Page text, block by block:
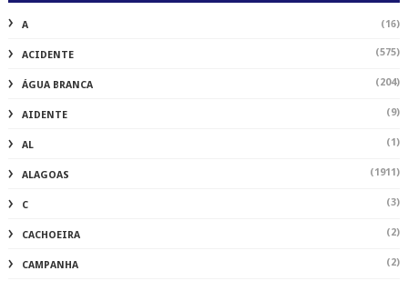
A (16)
ACIDENTE (575)
ÁGUA BRANCA (204)
AIDENTE (9)
AL (1)
ALAGOAS (1911)
C (3)
CACHOEIRA (2)
CAMPANHA (2)